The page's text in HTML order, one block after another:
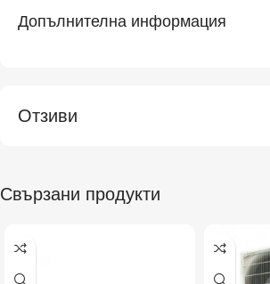
Допълнителна информация
Отзиви
Свързани продукти